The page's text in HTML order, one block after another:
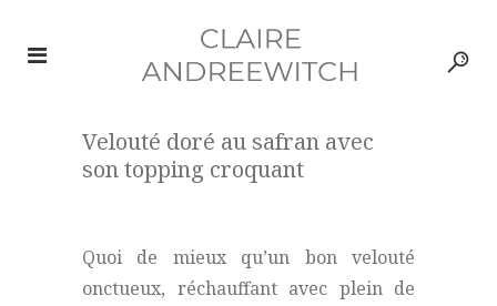
Velouté doré au safran avec
son topping croquant
Quoi de mieux qu’un bon velouté
onctueux, réchauffant avec plein de